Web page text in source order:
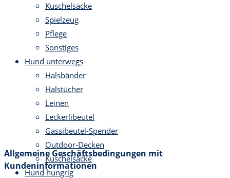
Kuschelsäcke
Spielzeug
Pflege
Sonstiges
Hund unterwegs
Halsbänder
Halstücher
Leinen
Leckerlibeutel
Gassibeutel-Spender
Outdoor-Decken
Kuschelsäcke
Hund hungrig
Allgemeine Geschäftsbedingungen mit
Kundeninformationen